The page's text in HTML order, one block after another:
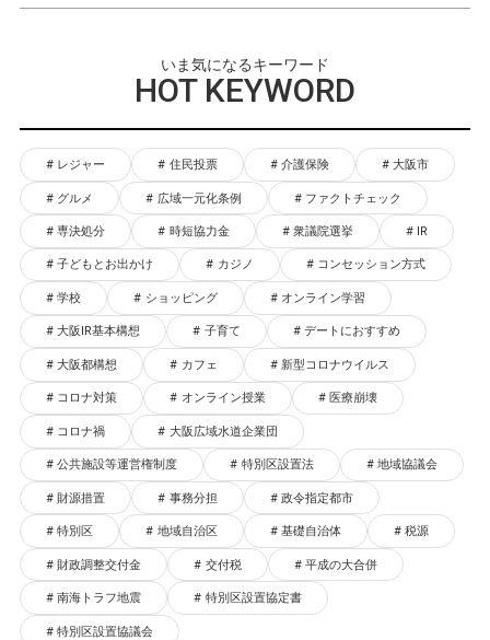
いま気になるキーワード
HOT KEYWORD
レジャー 住民投票 介護保険 大阪市
グルメ 広域一元化条例 ファクトチェック
専決処分 時短協力金 衆議院選挙 IR
子どもとお出かけ カジノ コンセッション方式
学校 ショッピング オンライン学習
大阪IR基本構想 子育て デートにおすすめ
大阪都構想 カフェ 新型コロナウイルス
コロナ対策 オンライン授業 医療崩壊
コロナ禍 大阪広域水道企業団
公共施設等運営権制度 特別区設置法 地域協議会
財源措置 事務分担 政令指定都市
特別区 地域自治区 基礎自治体 税源
財政調整交付金 交付税 平成の大合併
南海トラフ地震 特別区設置協定書
特別区設置協議会